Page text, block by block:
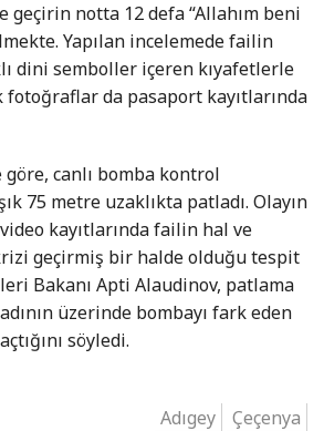
geçirin notta 12 defa “Allahım beni
Yapılan incelemede failin
dini semboller içeren kıyafetlerle
da pasaport kayıtlarında
canlı bomba kontrol
75 metre uzaklıkta patladı. Olayın
kayıtlarında failin hal ve
geçirmiş bir halde olduğu tespit
Bakanı Apti Alaudinov, patlama
üzerinde bombayı fark eden
söyledi.
Adıgey
Çeçenya